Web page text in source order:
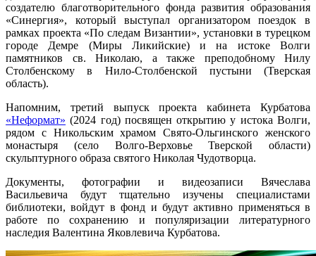
создателю благотворительного фонда развития образования
«Синергия», который выступал организатором поездок в
рамках проекта «По следам Византии», установки в турецком
городе Демре (Миры Ликийские) и на истоке Волги
памятников св. Николаю, а также преподобному Нилу
Столбенскому в Нило-Столбенской пустыни (Тверская
область).
Напомним, третий выпуск проекта кабинета Курбатова
«Неформат» (2024 год) посвящен открытию у истока Волги,
рядом с Никольским храмом Свято-Ольгинского женского
монастыря (село Волго-Верховье Тверской области)
скульптурного образа святого Николая Чудотворца.
Документы, фотографии и видеозаписи Вячеслава
Васильевича будут тщательно изучены специалистами
библиотеки, войдут в фонд и будут активно применяться в
работе по сохранению и популяризации литературного
наследия Валентина Яковлевича Курбатова.